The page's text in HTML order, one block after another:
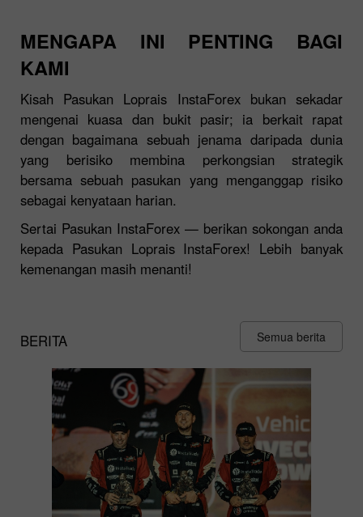
MENGAPA INI PENTING BAGI
KAMI
Kisah Pasukan Loprais InstaForex bukan sekadar
mengenai kuasa dan bukit pasir; ia berkait rapat
dengan bagaimana sebuah jenama daripada dunia
yang berisiko membina perkongsian strategik
bersama sebuah pasukan yang menganggap risiko
sebagai kenyataan harian.
Sertai Pasukan InstaForex — berikan sokongan anda
kepada Pasukan Loprais InstaForex! Lebih banyak
kemenangan masih menanti!
BERITA Semua berita